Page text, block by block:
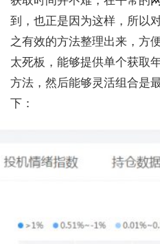
到，也正是因为这样，所以
之有效的方法整理出来，方
太死板，能够提供单个获取
方法，然后能够灵活组合是
下：